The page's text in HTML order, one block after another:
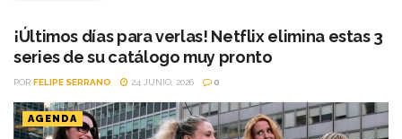
¡Últimos días para verlas! Netflix elimina estas 3
series de su catálogo muy pronto
POR FELIPE SERRANO 24 JUNIO, 2026 0
AGENDA